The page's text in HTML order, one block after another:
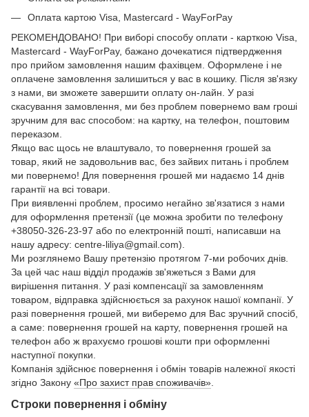
Оплата картою Visa, Mastercard - WayForPay
РЕКОМЕНДОВАНО! При виборі способу оплати - карткою Visa,
Mastercard - WayForPay, бажано дочекатися підтвердження
про прийом замовлення нашим фахівцем. Оформлене і не
оплачене замовлення залишиться у вас в кошику. Після зв'язку
з нами, ви зможете завершити оплату он-лайн. У разі
скасування замовлення, ми без проблем повернемо вам гроші
зручним для вас способом: на картку, на телефон, поштовим
переказом.
Якщо вас щось не влаштувало, то повернення грошей за
товар, який не задовольнив вас, без зайвих питань і проблем
ми повернемо! Для повернення грошей ми надаємо 14 днів
гарантії на всі товари.
При виявленні проблем, просимо негайно зв'язатися з нами
для оформлення претензії (це можна зробити по телефону
+38050-326-23-97 або по електронній пошті, написавши на
нашу адресу: centre-liliya@gmail.com).
Ми розглянемо Вашу претензію протягом 7-ми робочих днів.
За цей час наш відділ продажів зв'яжеться з Вами для
вирішення питання. У разі компенсації за замовленням
товаром, відправка здійснюється за рахунок нашої компанії. У
разі повернення грошей, ми виберемо для Вас зручний спосіб,
а саме: повернення грошей на карту, повернення грошей на
телефон або ж врахуємо грошові кошти при оформленні
наступної покупки.
Компанія здійснює повернення і обмін товарів належної якості
згідно Закону «Про захист прав споживачів»
Строки повернення і обміну